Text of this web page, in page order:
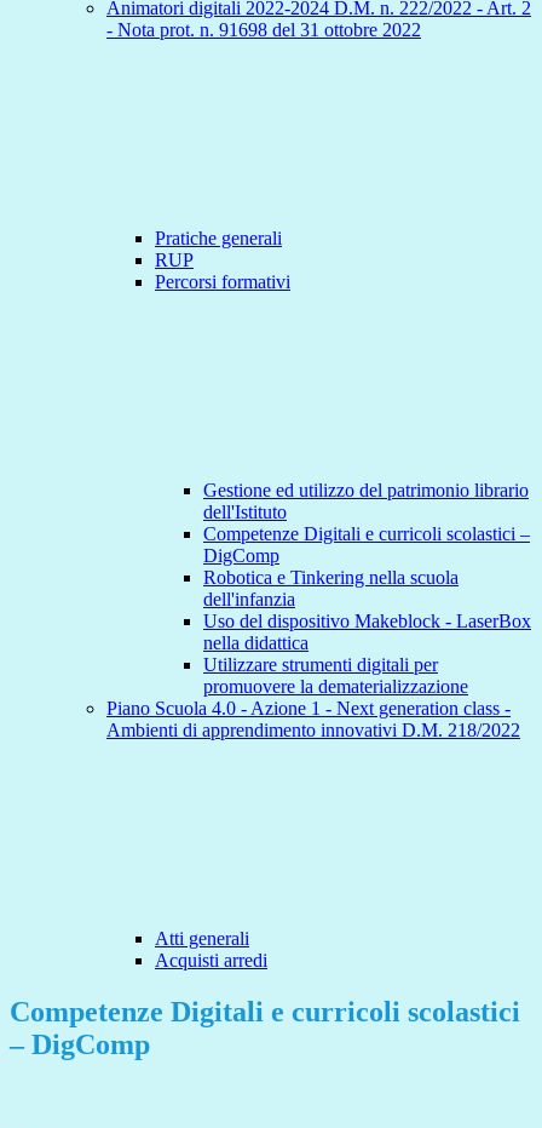
Animatori digitali 2022-2024 D.M. n. 222/2022 - Art. 2
- Nota prot. n. 91698 del 31 ottobre 2022
Pratiche generali
RUP
Percorsi formativi
Gestione ed utilizzo del patrimonio librario
dell'Istituto
Competenze Digitali e curricoli scolastici –
DigComp
Robotica e Tinkering nella scuola
dell'infanzia
Uso del dispositivo Makeblock - LaserBox
nella didattica
Utilizzare strumenti digitali per
promuovere la dematerializzazione
Piano Scuola 4.0 - Azione 1 - Next generation class -
Ambienti di apprendimento innovativi D.M. 218/2022
Atti generali
Acquisti arredi
Competenze Digitali e curricoli scolastici
– DigComp